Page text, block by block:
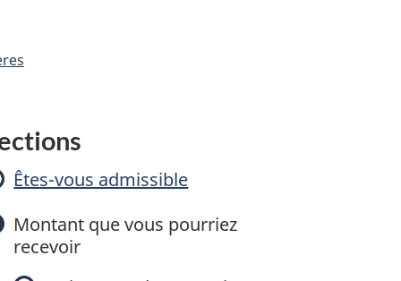
Êtes-vous admissible
Montant que vous pourriez
recevoir